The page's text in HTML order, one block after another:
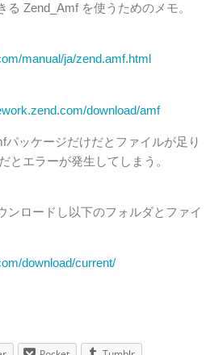
る Zend_Amf を使うためのメモ。
manual/ja/zend.amf.html
download/amf
パッケージだけだとファイルが足り
とエラーが発生してしまう。
ンロードし以下のフォルダとファイ
download/current/